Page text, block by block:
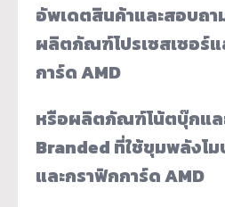
อัพเดตสินค้าและสอบถ
ผลิตภัณฑ์โปรเซสเซอร์แ
การ์ดAMD
หรือผลิตภัณฑ์โน้ตบุ๊กแล
Branded ที่ใช้ขุมพลังโม
และกราฟิกการ์ด AMD